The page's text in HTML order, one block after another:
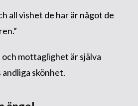
all vishet de har är något de
mottaglighet är själva
skönhet.